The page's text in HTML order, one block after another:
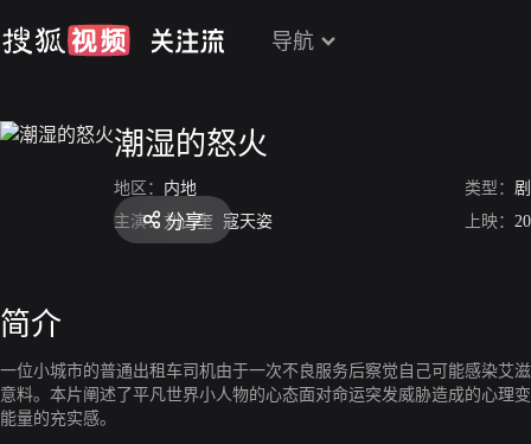
导航
潮湿的怒火
地区： 内地 类型：
主演： 刘占奎 寇天姿 上映：
分享
简介
一位小城市的普通出租车司机由于一次不良服务后察觉自己可能感染艾
意料。本片阐述了平凡世界小人物的心态面对命运突发威胁造成的心理
能量的充实感。